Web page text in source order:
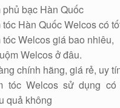
bạc Hàn Quốc
Hàn Quốc Welcos có
Welcos giá bao nhiêu,
Welcos ở đâu.
chính hãng, giá rẻ, uy
tóc Welcos sử dụng có
quả không